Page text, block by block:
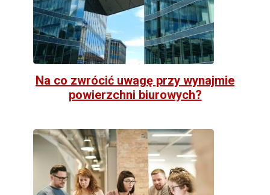
Na co zwrócić uwagę przy wynajmie
powierzchni biurowych?